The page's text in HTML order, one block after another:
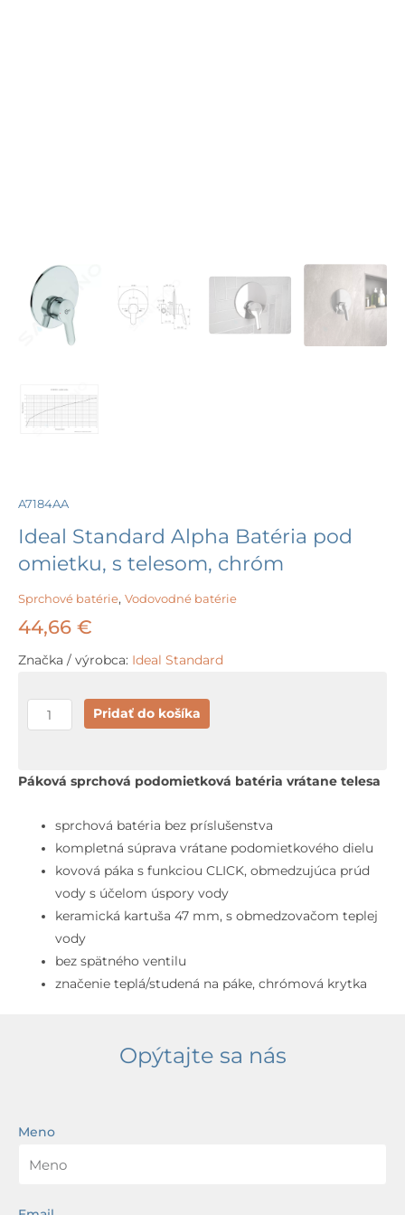
A7184AA
Ideal Standard Alpha Batéria pod
omietku, s telesom, chróm
Sprchové batérie, Vodovodné batérie
44,66 €
Značka / výrobca: Ideal Standard
množstvo
Ideal
Alpha
pod
omietku,
telesom,
chróm
Pridať do košíka
Páková sprchová podomietková batéria vrátane telesa
sprchová batéria bez príslušenstva
kompletná súprava vrátane podomietkového dielu
kovová páka s funkciou CLICK, obmedzujúca prúd
vody s účelom úspory vody
keramická kartuša 47 mm, s obmedzovačom teplej
vody
bez spätného ventilu
značenie teplá/studená na páke, chrómová krytka
Opýtajte sa nás
Meno